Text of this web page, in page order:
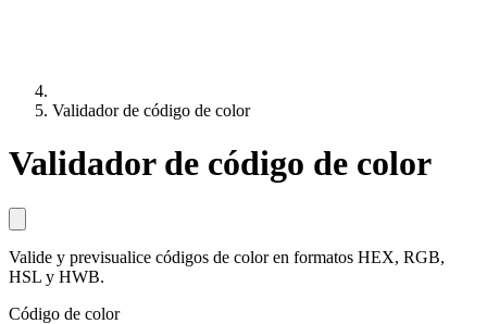
Validador de código de color
Validador de código de color
Valide y previsualice códigos de color en formatos HEX, RGB,
HSL y HWB.
Código de color